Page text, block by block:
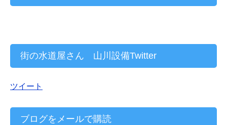
街の水道屋さん 山川設備Twitter
ツイート
ブログをメールで購読